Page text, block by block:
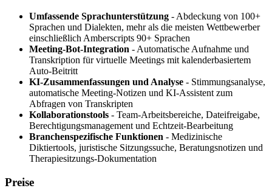
Umfassende Sprachunterstützung - Abdeckung von 100+
Sprachen und Dialekten, mehr als die meisten Wettbewerber
einschließlich Amberscripts 90+ Sprachen
Meeting-Bot-Integration - Automatische Aufnahme und
Transkription für virtuelle Meetings mit kalenderbasiertem
Auto-Beitritt
KI-Zusammenfassungen und Analyse - Stimmungsanalyse,
automatische Meeting-Notizen und KI-Assistent zum
Abfragen von Transkripten
Kollaborationstools - Team-Arbeitsbereiche, Dateifreigabe,
Berechtigungsmanagement und Echtzeit-Bearbeitung
Branchenspezifische Funktionen - Medizinische
Diktiertools, juristische Sitzungssuche, Beratungsnotizen und
Therapiesitzungs-Dokumentation
Preise